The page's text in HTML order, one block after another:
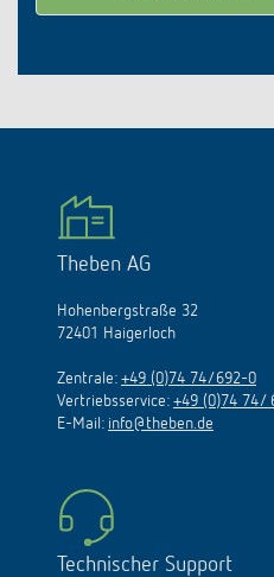
Theben AG
Hohenbergstraße 32
72401 Haigerloch
Zentrale: +49 (0)74 74/692-0
Vertriebsservice: +49 (0)74 74/
E-Mail: info@theben.de
Technischer Support